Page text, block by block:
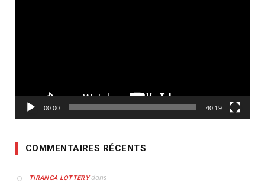
00:00 40:19
COMMENTAIRES RÉCENTS
TIRANGA LOTTERYdans